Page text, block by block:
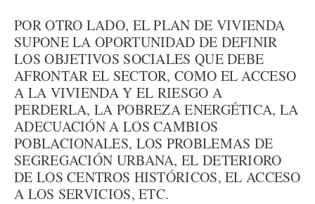
POR OTRO LADO, EL PLAN DE VIVIENDA
SUPONE LA OPORTUNIDAD DE DEFINIR
LOS OBJETIVOS SOCIALES QUE DEBE
AFRONTAR EL SECTOR, COMO EL ACCESO
A LA VIVIENDA Y EL RIESGO A
PERDERLA, LA POBREZA ENERGÉTICA, LA
ADECUACIÓN A LOS CAMBIOS
POBLACIONALES, LOS PROBLEMAS DE
SEGREGACIÓN URBANA, EL DETERIORO
DE LOS CENTROS HISTÓRICOS, EL ACCESO
A LOS SERVICIOS, ETC.